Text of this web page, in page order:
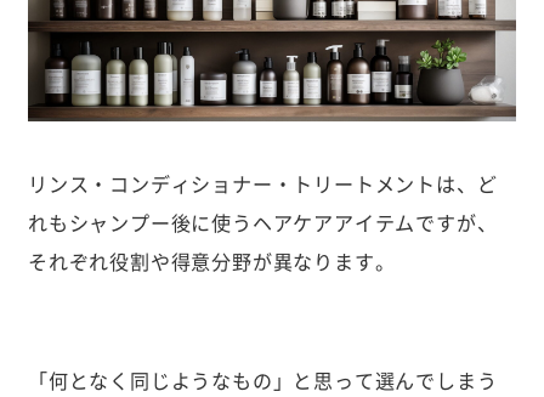
リンス・コンディショナー・トリートメントは、ど
れもシャンプー後に使うヘアケアアイテムですが、
それぞれ役割や得意分野が異なります。
「何となく同じようなもの」と思って選んでしまう